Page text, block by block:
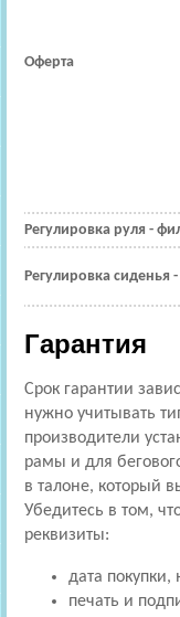
Оферта
Регулировка руля -
Регулировка сиденья
Гарантия
Срок гарантии
нужно учитывать
производители
рамы и для
в талоне, который
Убедитесь в том,
реквизиты:
дата
печать и